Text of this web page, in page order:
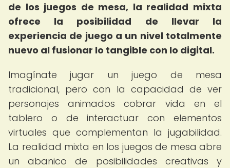
de los juegos de mesa, la realidad mixta
ofrece la posibilidad de llevar la
experiencia de juego a un nivel totalmente
nuevo al fusionar lo tangible con lo digital.
Imagínate jugar un juego de mesa
tradicional, pero con la capacidad de ver
personajes animados cobrar vida en el
tablero o de interactuar con elementos
virtuales que complementan la jugabilidad.
La realidad mixta en los juegos de mesa abre
un abanico de posibilidades creativas y